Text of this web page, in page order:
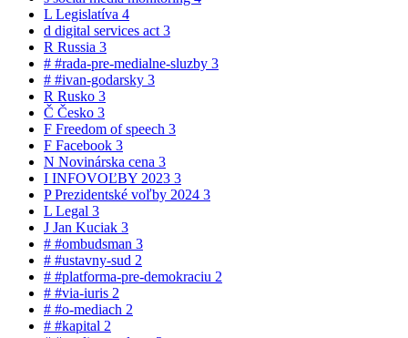
L Legislatíva 4
d digital services act 3
R Russia 3
# #rada-pre-medialne-sluzby 3
# #ivan-godarsky 3
R Rusko 3
Č Česko 3
F Freedom of speech 3
F Facebook 3
N Novinárska cena 3
I INFOVOĽBY 2023 3
PPrezidentské voľby 2024 3
L Legal 3
J Jan Kuciak 3
# #ombudsman 3
# #ustavny-sud 2
# #platforma-pre-demokraciu 2
# #via-iuris 2
# #o-mediach 2
# #kapital 2